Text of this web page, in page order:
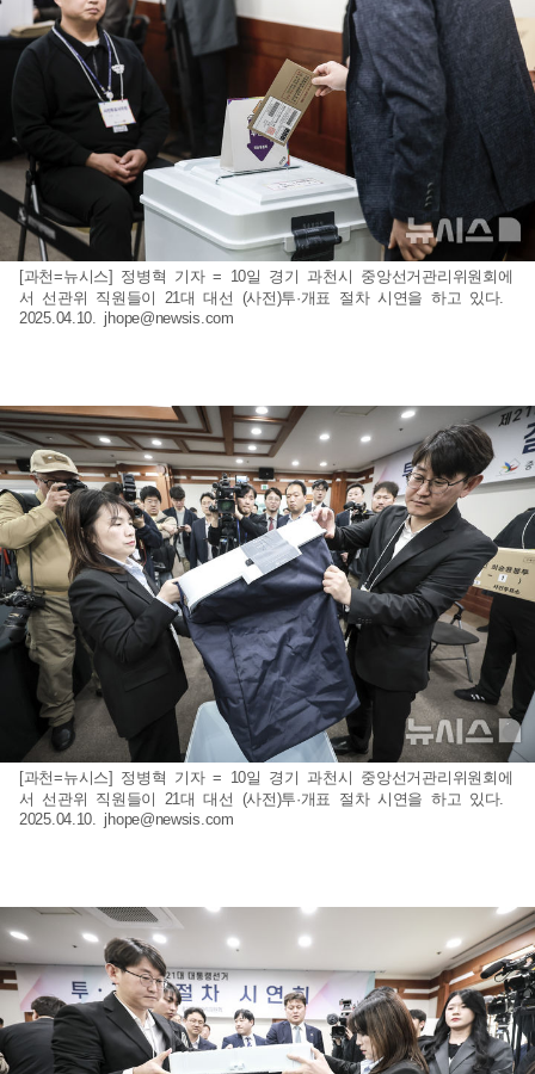
[과천=뉴시스] 정병혁 기자 = 10일 경기 과천시 중앙선거관리위원회에
서 선관위 직원들이 21대 대선 (사전)투·개표 절차 시연을 하고 있다.
2025.04.10. jhope@newsis.com
[과천=뉴시스] 정병혁 기자 = 10일 경기 과천시 중앙선거관리위원회에
서 선관위 직원들이 21대 대선 (사전)투·개표 절차 시연을 하고 있다.
2025.04.10. jhope@newsis.com